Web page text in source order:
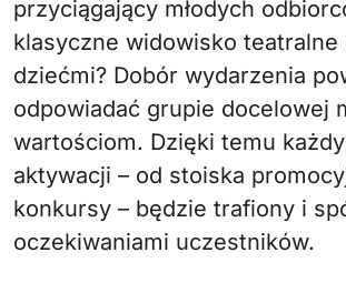
przyciągający młodych
klasyczne widowisko teatralne
dziećmi? Dobór wydarzenia
odpowiadać grupie docelowej
wartościom. Dzięki temu
aktywacji – od stoiska
konkursy – będzie trafiony i
oczekiwaniami uczestników.